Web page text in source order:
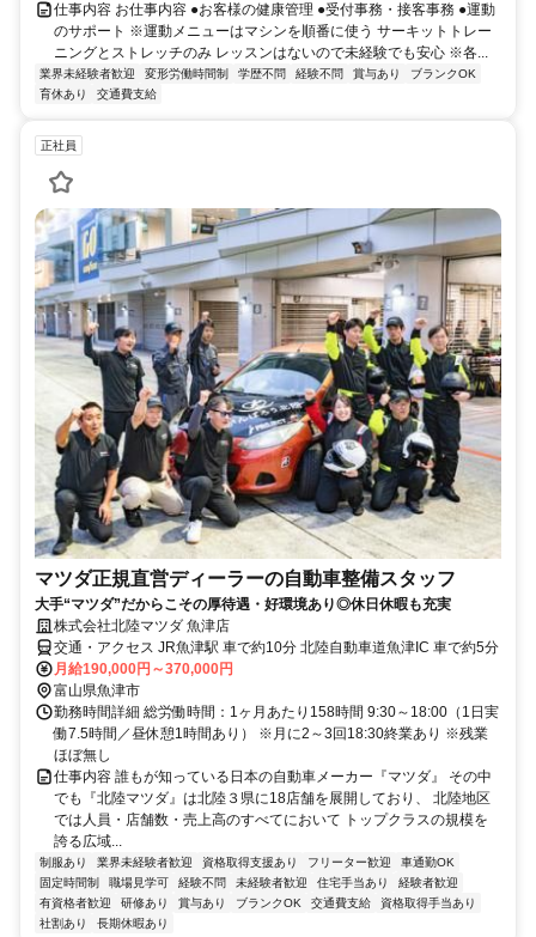
仕事内容 お仕事内容 ●お客様の健康管理 ●受付事務・接客事務 ●運動
のサポート ※運動メニューはマシンを順番に使う サーキットトレー
ニングとストレッチのみ レッスンはないので未経験でも安心 ※各...
業界未経験者歓迎 変形労働時間制 学歴不問 経験不問 賞与あり
ブランクOK
育休あり
交通費支給
正社員
マツダ正規直営ディーラーの自動車整備スタッフ
大手“マツダ”だからこその厚待遇・好環境あり◎休日休暇も充実
株式会社北陸マツダ 魚津店
交通・アクセス JR魚津駅 車で約10分 北陸自動車道魚津IC 車で約5分
月給190,000円～370,000円
富山県魚津市
勤務時間詳細 総労働時間：1ヶ月あたり158時間 9:30～18:00（1日実
働7.5時間／昼休憩1時間あり） ※月に2～3回18:30終業あり ※残業
ほぼ無し
仕事内容 誰もが知っている日本の自動車メーカー『マツダ』 その中
でも『北陸マツダ』は北陸３県に18店舗を展開しており、 北陸地区
では人員・店舗数・売上高のすべてにおいて トップクラスの規模を
誇る広域...
制服あり 業界未経験者歓迎 資格取得支援あり フリーター歓迎
車通勤OK
固定時間制
職場見学可 経験不問 未経験者歓迎 住宅手当あり
経験者歓迎
有資格者歓迎
研修あり 賞与あり ブランクOK 交通費支給
資格取得手当あり
社割あり
長期休暇あり